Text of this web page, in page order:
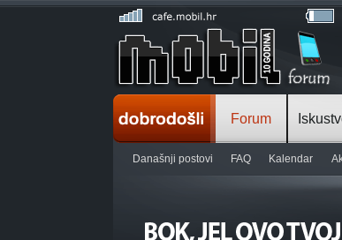
Forum
Današnji postovi FAQ Kalendar